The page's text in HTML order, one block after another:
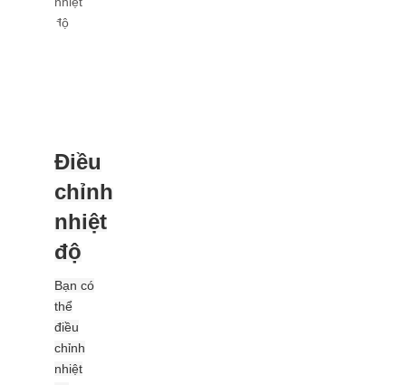
Điều
chỉnh
nhiệt
độ
Bạn có
thể
điều
chỉnh
nhiệt